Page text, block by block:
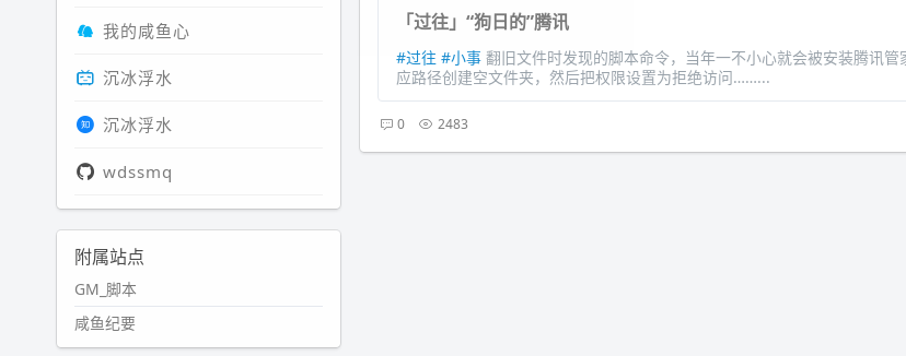
「过往」“狗日的”腾讯
#过往 #小事 翻旧文件时发现的脚本命令，当年一不小心就会被安装腾讯
应路径创建空文件夹，然后把权限设置为拒绝访问……...
0 2483
我的咸鱼心
沉冰浮水
沉冰浮水
wdssmq
附属站点
GM_脚本
咸鱼纪要